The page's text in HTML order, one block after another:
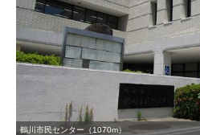
鶴川市民センター（1070m）